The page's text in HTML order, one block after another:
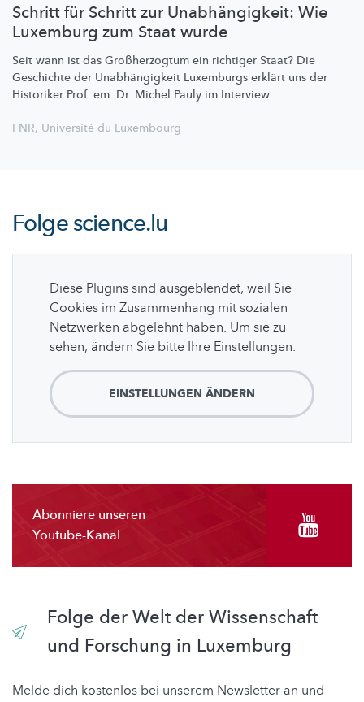
Schritt für Schritt zur Unabhängigkeit: Wie
Luxemburg zum Staat wurde
Seit wann ist das Großherzogtum ein richtiger Staat? Die
Geschichte der Unabhängigkeit Luxemburgs erklärt uns der
Historiker Prof. em. Dr. Michel Pauly im Interview.
FNR, Université du Luxembourg
Folgescience.lu
Diese Plugins sind ausgeblendet, weil Sie
Cookies im Zusammenhang mit sozialen
Netzwerken abgelehnt haben. Um sie zu
sehen, ändern Sie bitte Ihre Einstellungen.
EINSTELLUNGEN ÄNDERN
Abonniere unseren
Youtube-Kanal
Folge der Welt der Wissenschaft
und Forschung in Luxemburg
Melde dich kostenlos bei unserem Newsletter an und